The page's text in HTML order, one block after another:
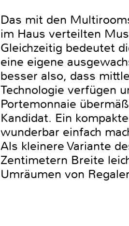
Das mit den
im Haus verteilten
Gleichzeitig bedeutet
eine eigene
besser also, dass
Technologie verfügen
Portemonnaie
Kandidat. Ein
wunderbar einfach
Als kleinere Variante
Zentimetern Breite
Umräumen von